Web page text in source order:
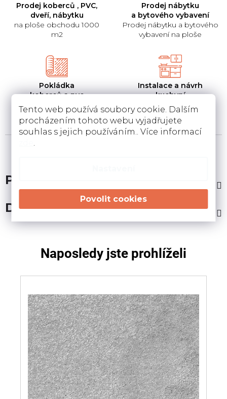
Tento web používá soubory cookie. Dalším
procházením tohoto webu vyjadřujete
souhlas s jejich používáním.. Více informací
.
Prodej koberců , PVC,
dveří, nábytku
na ploše obchodu 1000
m2
Prodej nábytku
a bytového vybavení
Prodej nábytku a bytového
vybavení na ploše
Pokládka
koberců a pvc
Pokládka a zamněření
podlahovin u Vás doma
Instalace a návrh
kuchyní
Návrh kuchyní v 3D a
instalace u Vás doma
Popis
Diskuze
Naposledy jste prohlíželi